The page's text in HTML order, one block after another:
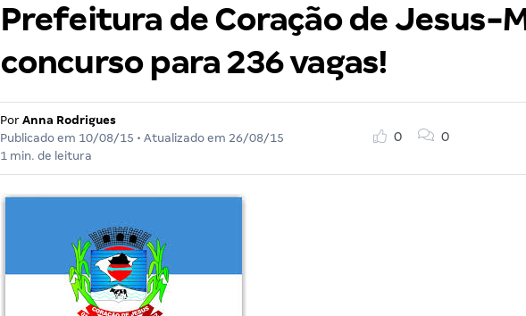
Prefeitura de Coração de Jesus-
concurso para 236 vagas!
Por Anna Rodrigues
Publicado em 10/08/15 • Atualizado em 26/08/15
1 min. de leitura
0 0